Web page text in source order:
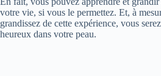
votre vie, si vous le permettez. Et, à
grandissez de cette expérience, vous
heureux dans votre peau.